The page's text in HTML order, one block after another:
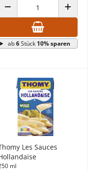
ANZAHL VERRINGERN ANZAHL
ab6Stück 10% sparen
Les Sauces
ml